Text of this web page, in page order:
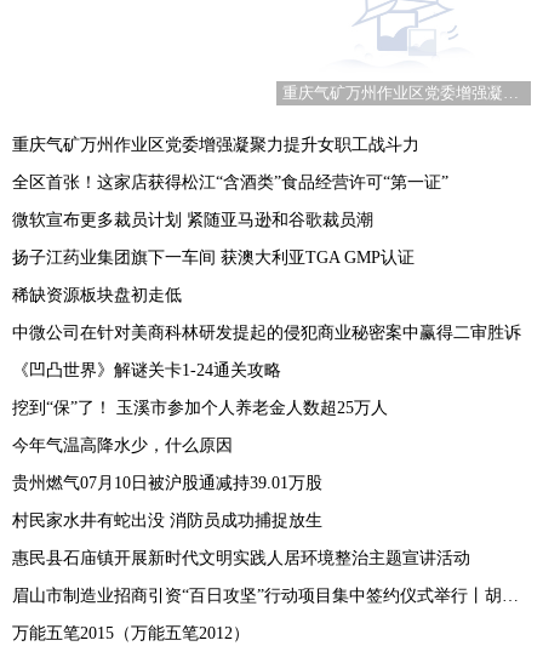
重庆气矿万州作业区党委增强凝聚力提升女职工战斗力
重庆气矿万州作业区党委增强凝聚力提升女职工战斗力
全区首张！这家店获得松江“含酒类”食品经营许可“第一证”
微软宣布更多裁员计划 紧随亚马逊和谷歌裁员潮
扬子江药业集团旗下一车间 获澳大利亚TGA GMP认证
稀缺资源板块盘初走低
中微公司在针对美商科林研发提起的侵犯商业秘密案中赢得二审胜诉
《凹凸世界》解谜关卡1-24通关攻略
挖到“保”了！ 玉溪市参加个人养老金人数超25万人
今年气温高降水少，什么原因
贵州燃气07月10日被沪股通减持39.01万股
村民家水井有蛇出没 消防员成功捕捉放生
惠民县石庙镇开展新时代文明实践人居环境整治主题宣讲活动
眉山市制造业招商引资“百日攻坚”行动项目集中签约仪式举行丨胡元坤刘舒琪陆建平邓智林致辞 黄河主持
万能五笔2015（万能五笔2012）